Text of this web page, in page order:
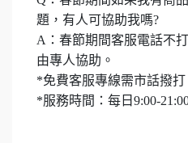
題，有人可協助我嗎?
A：春節期間客服電話不
由專人協助。
*免費客服專線需市話撥打
*服務時間：每日9:00-